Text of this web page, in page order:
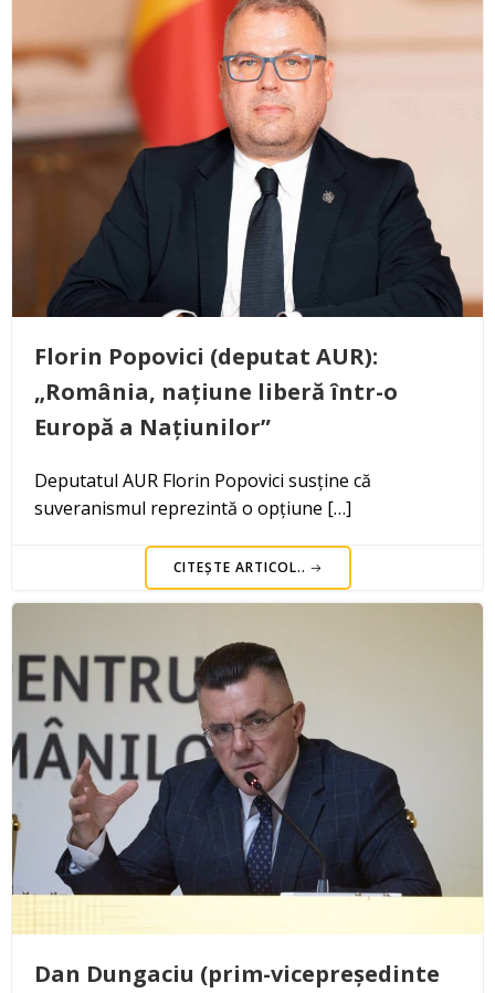
Florin Popovici (deputat AUR):
„România, națiune liberă într-o
Europă a Națiunilor”
Deputatul AUR Florin Popovici susține că
suveranismul reprezintă o opțiune […]
CITEȘTE ARTICOL..
Dan Dungaciu (prim-vicepreședinte